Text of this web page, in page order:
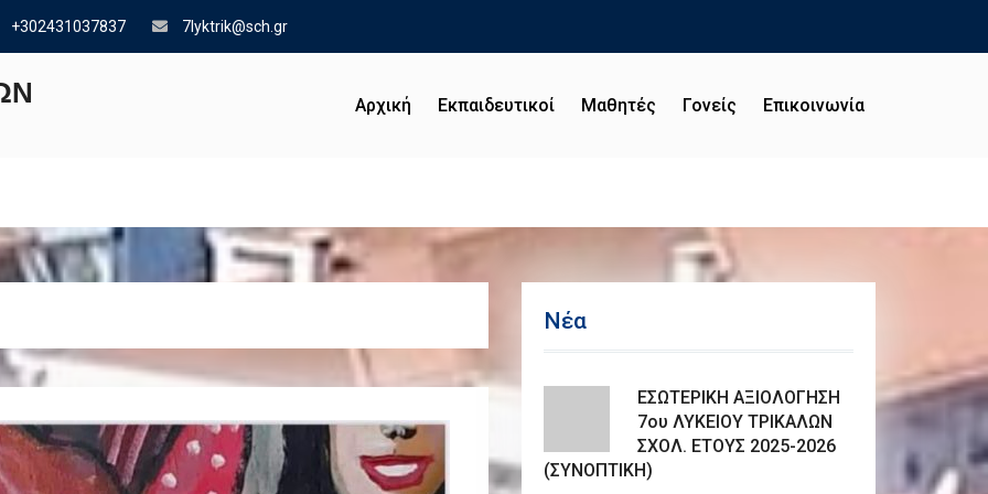
+302431037837 7lyktrik@sch.gr
Αρχική Εκπαιδευτικοί Μαθητές Γονείς Επικοινωνία
Νέα
ΕΣΩΤΕΡΙΚΗ ΑΞΙΟΛΟΓΗΣΗ
7ου ΛΥΚΕΙΟΥ ΤΡΙΚΑΛΩΝ
ΣΧΟΛ. ΕΤΟΥΣ 2025-2026
(ΣΥΝΟΠΤΙΚΗ)